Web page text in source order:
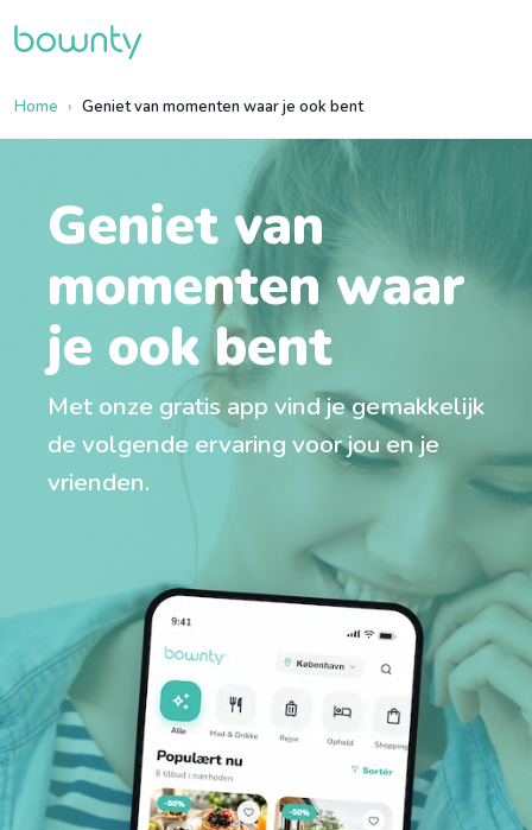
Home Geniet van momenten waar je ook bent
Geniet van
momenten waar
je ook bent
Met onze gratis app vind je gemakkelijk
de volgende ervaring voor jou en je
vrienden.